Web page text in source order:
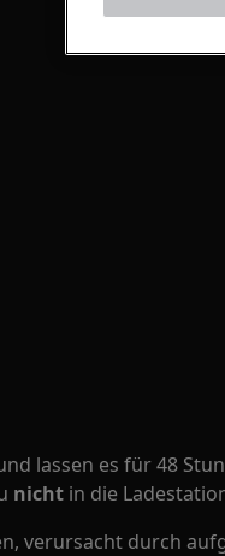
lassen es für 48
nicht in die
verursacht durch